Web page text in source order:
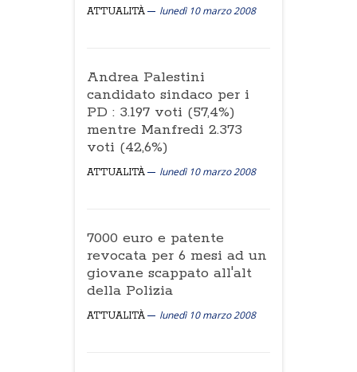
ATTUALITÀ lunedì 10 marzo 2008
Andrea Palestini
candidato sindaco per i
PD : 3.197 voti (57,4%)
mentre Manfredi 2.373
voti (42,6%)
ATTUALITÀ lunedì 10 marzo 2008
7000 euro e patente
revocata per 6 mesi ad un
giovane scappato all'alt
della Polizia
ATTUALITÀ lunedì 10 marzo 2008